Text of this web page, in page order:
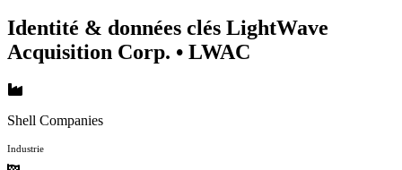
Identité & données clés LightWave
Acquisition Corp. • LWAC
Shell Companies
Industrie